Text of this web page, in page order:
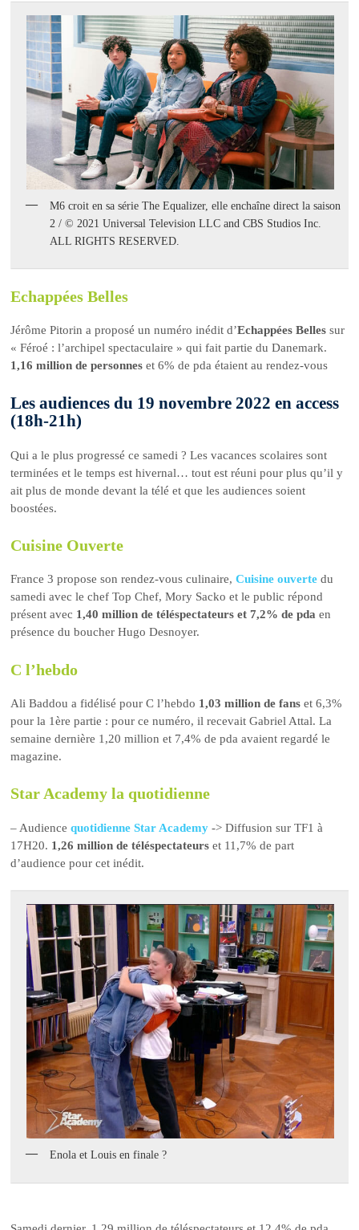
M6 croit en sa série The Equalizer, elle enchaîne direct la saison
2 / © 2021 Universal Television LLC and CBS Studios Inc.
ALL RIGHTS RESERVED.
Echappées Belles
Jérôme Pitorin a proposé un numéro inédit d’Echappées Belles sur
« Féroé : l’archipel spectaculaire » qui fait partie du Danemark.
1,16 million de personneset 6% de pda étaient au rendez-vous
Les audiences du 19 novembre 2022 en access
(18h-21h)
Qui a le plus progressé ce samedi ? Les vacances scolaires sont
terminées et le temps est hivernal… tout est réuni pour plus qu’il y
ait plus de monde devant la télé et que les audiences soient
boostées.
Cuisine Ouverte
France 3 propose son rendez-vous culinaire,Cuisine ouverte du
samedi avec le chef Top Chef, Mory Sacko et le public répond
présent avec 1,40 million de téléspectateurs et 7,2% de pda en
présence du boucher Hugo Desnoyer.
C l’hebdo
Ali Baddou a fidélisé pour C l’hebdo 1,03 million de fans et 6,3%
pour la 1ère partie : pour ce numéro, il recevait Gabriel Attal. La
semaine dernière 1,20 million et 7,4% de pda avaient regardé le
magazine.
Star Academy la quotidienne
– Audiencequotidienne Star Academy -> Diffusion sur TF1 à
17H20. 1,26 million de téléspectateurset 11,7% de part
d’audience pour cet inédit.
Enola et Louis en finale ?